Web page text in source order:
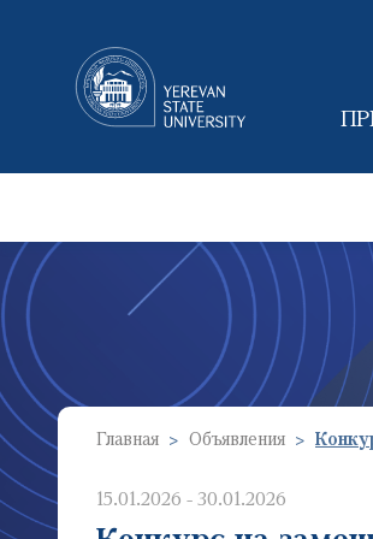
Главная Объявления
15.01.2026 - 30.01.2026